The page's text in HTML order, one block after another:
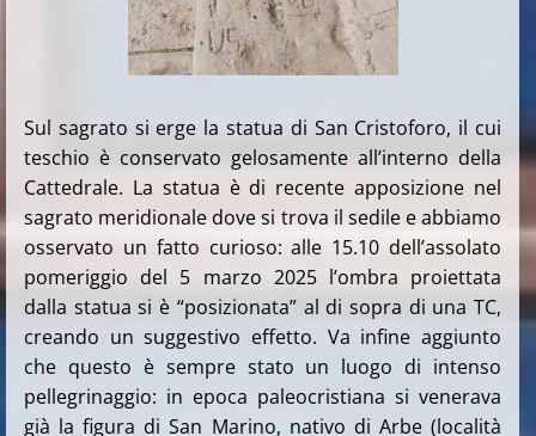
Sul sagrato si erge la statua di San Cristoforo, il cui
teschio è conservato gelosamente all’interno della
Cattedrale. La statua è di recente apposizione nel
sagrato meridionale dove si trova il sedile e abbiamo
osservato un fatto curioso: alle 15.10 dell’assolato
pomeriggio del 5 marzo 2025 l’ombra proiettata
dalla statua si è “posizionata” al di sopra di una TC,
creando un suggestivo effetto. Va infine aggiunto
che questo è sempre stato un luogo di intenso
pellegrinaggio: in epoca paleocristiana si venerava
già la figura di San Marino, nativo di Arbe (località